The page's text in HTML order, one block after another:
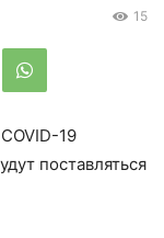
15
19
поставляться